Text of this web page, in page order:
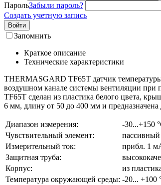
ПарольЗабыли пароль?
Создать учетную запись
Войти
Запомнить
Краткое описание
Технические характеристики
THERMASGARD TF65T датчик
воздушном канале системы вентиляции при
TF65T сделан из пластика белого цвета,
6 мм, длину от 50 до 400 мм и предназначена
Диапазон измерения:
-30...+150
Чувствительный элемент:
Измерительный ток:
прибл. 1
Защитная труба:
Корпус:
из
Температура окружающей среды: -20... +100